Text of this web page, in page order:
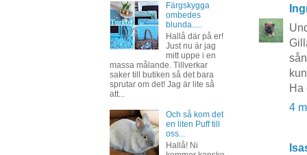
Ha
4
Färgskygga
ombedes
blunda.....
Hallå där på er!
Just nu är jag
mitt uppe i en
massa målande. Tillverkar
saker till butiken så det bara
sprutar om det! Jag är lite så
att...
Och så kom det
en liten Puff till
oss...
Hallå! Ni